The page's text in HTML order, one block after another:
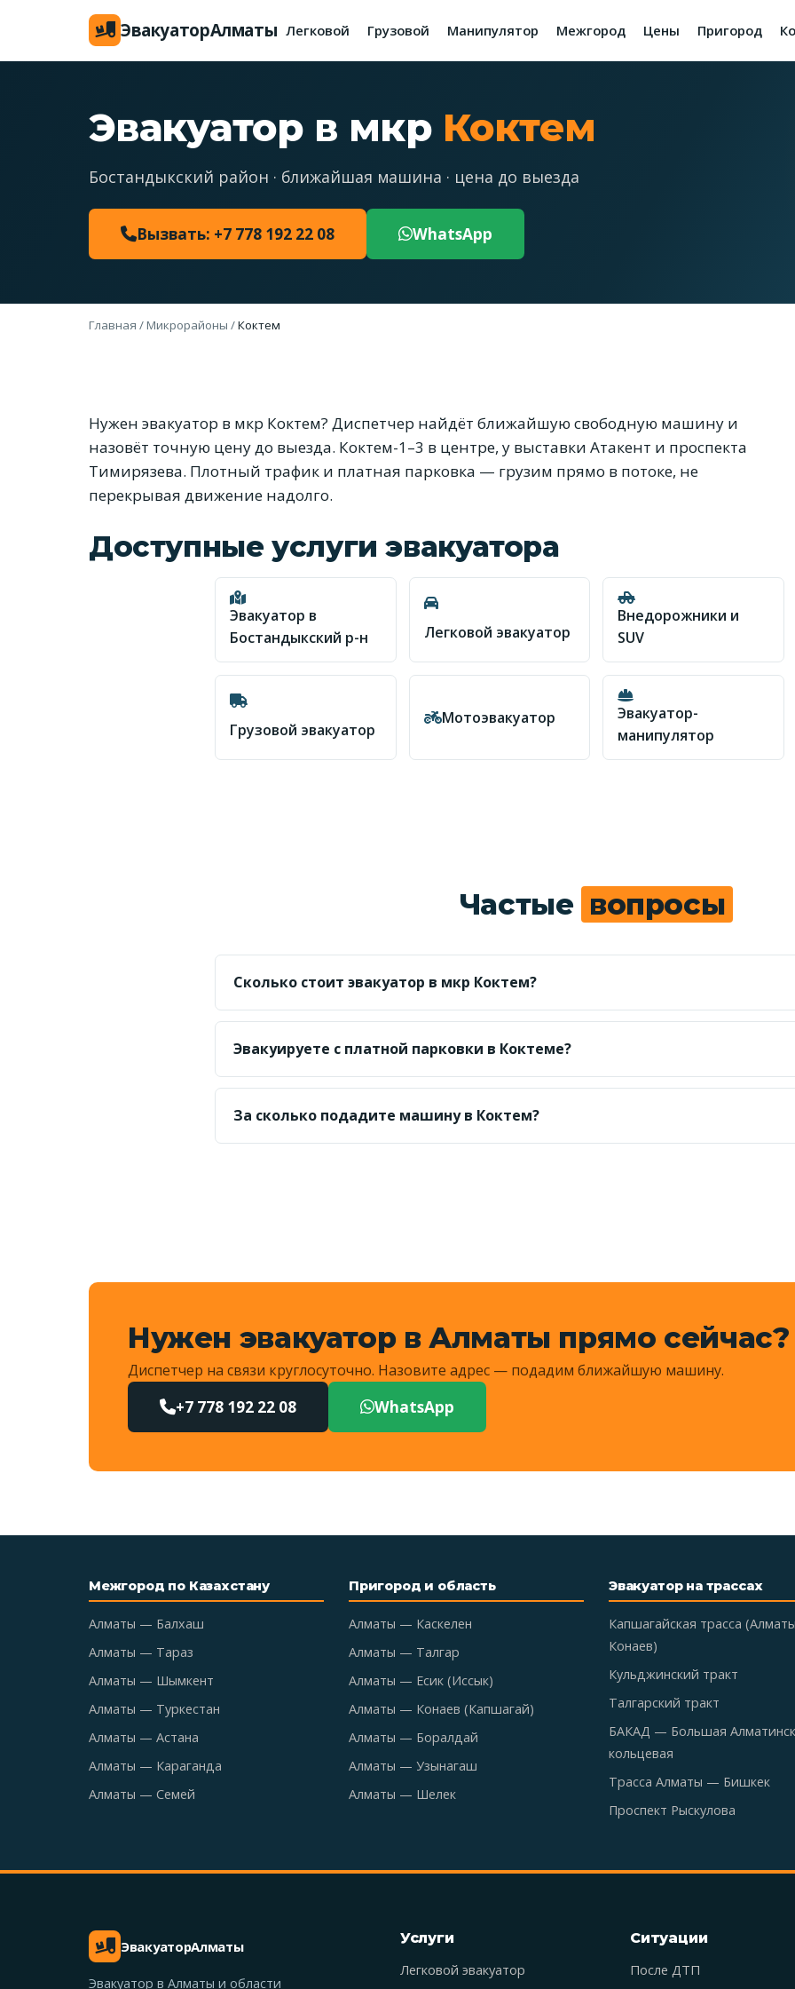
ЭвакуаторАлматы Легковой Грузовой Манипулятор Межгород Цены Пригород
Эвакуатор в мкр Коктем
Бостандыкский район · ближайшая машина · цена до выезда
Вызвать: +7 778 192 22 08 WhatsApp
Главная /Микрорайоны /Коктем
Нужен эвакуатор в мкр Коктем? Диспетчер найдёт ближайшую свободную машину и
назовёт точную цену до выезда. Коктем-1–3 в центре, у выставки Атакент и проспекта
Тимирязева. Плотный трафик и платная парковка — грузим прямо в потоке, не
перекрывая движение надолго.
Доступные услуги эвакуатора
Эвакуатор в
Бостандыкский р-н
Легковой эвакуатор
Внедорожники и
SUV
Грузовой эвакуатор
Мотоэвакуатор
Эвакуатор-
манипулятор
Частые вопросы
Сколько стоит эвакуатор в мкр Коктем?
От 20 000 ₸ по городу для легкового авто; точную сумму по адресу называем
Эвакуируете с платной парковки в Коктеме?
Да, заберём авто с платной стоянки и из дворов Коктема, при
парковки.
За сколько подадите машину в Коктем?
Нужен эвакуатор в Алматы прямо сейчас?
Диспетчер на связи круглосуточно. Назовите адрес — подадим ближайшую машину.
+7 778 192 22 08 WhatsApp
Межгород по Казахстану
Алматы — Балхаш
Алматы — Тараз
Алматы — Шымкент
Алматы — Туркестан
Алматы — Астана
Алматы — Караганда
Алматы — Семей
Пригород и область
Алматы — Каскелен
Алматы — Талгар
Алматы — Есик (Иссык)
Алматы — Конаев (Капшагай)
Алматы — Боралдай
Алматы — Узынагаш
Алматы — Шелек
Эвакуатор на трассах
Капшагайская трасса
Конаев)
Кульджинский тракт
Талгарский тракт
БАКАД — Большая
кольцевая
Трасса Алматы — Бишкек
Проспект Рыскулова
ЭвакуаторАлматы
Эвакуатор в Алматы и области
Услуги
Легковой эвакуатор
Ситуации
После ДТП